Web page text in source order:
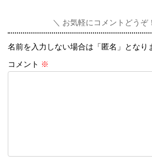
お気軽にコメントどうぞ
名前を入力しない場合は「匿名」となり
コメント ※